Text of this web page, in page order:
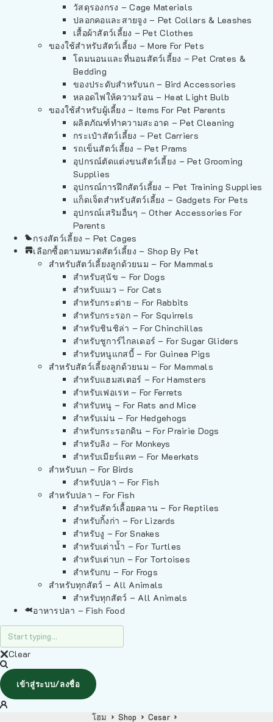
วัสดุรองกรง – Cage Materials
ปลอกคอและสายจูง – Pet Collars & Leashes
เสื้อผ้าสัตว์เลี้ยง – Pet Clothes
ของใช้สำหรับสัตว์เลี้ยง – More For Pets
โดมนอนและที่นอนสัตว์เลี้ยง – Pet Crates &
Bedding
ของประดับสำหรับนก – Bird Accessories
หลอดไฟให้ความร้อน – Heat Light Bulb
ของใช้สำหรับผู้เลี้ยง – Items For Pet Parents
ผลิตภัณฑ์ทำความสะอาด – Pet Cleaning
กระเป๋าสัตว์เลี้ยง – Pet Carriers
รถเข็นสัตว์เลี้ยง – Pet Prams
อุปกรณ์ตัดแต่งขนสัตว์เลี้ยง – Pet Grooming
Supplies
อุปกรณ์การฝึกสัตว์เลี้ยง – Pet Training Supplies
แก็ดเจ็ตสำหรับสัตว์เลี้ยง – Gadgets For Pets
อุปกรณ์เสริมอื่นๆ – Other Accessories For
Parents
กรงสัตว์เลี้ยง – Pet Cages
เลือกซื้อตามหมวดสัตว์เลี้ยง – Shop By Pet
สำหรับสัตว์เลี้ยงลูกด้วยนม – For Mammals
สำหรับสุนัข – For Dogs
สำหรับแมว – For Cats
สำหรับกระต่าย – For Rabbits
สำหรับกระรอก – For Squirrels
สำหรับชินชิล่า – For Chinchillas
สำหรับชูการ์ไกลเดอร์ – For Sugar Gliders
สำหรับหนูแกสบี้ – For Guinea Pigs
สำหรับสัตว์เลี้ยงลูกด้วยนม – For Mammals
สำหรับแฮมสเตอร์ – For Hamsters
สำหรับเฟอเรท – For Ferrets
สำหรับหนู – For Rats and Mice
สำหรับเม่น – For Hedgehogs
สำหรับกระรอกดิน – For Prairie Dogs
สำหรับลิง – For Monkeys
สำหรับเมียร์แคท – For Meerkats
สำหรับนก – For Birds
สำหรับปลา – For Fish
สำหรับปลา – For Fish
สำหรับสัตว์เลื้อยคลาน – For Reptiles
สำหรับกิ้งก่า – For Lizards
สำหรับงู – For Snakes
สำหรับเต่าน้ำ – For Turtles
สำหรับเต่าบก – For Tortoises
สำหรับกบ – For Frogs
สำหรับทุกสัตว์ – All Animals
สำหรับทุกสัตว์ – All Animals
อาหารปลา – Fish Food
Clear
เข้าสู่ระบบ/ลงชื่อ
โฮม Shop
Cesar